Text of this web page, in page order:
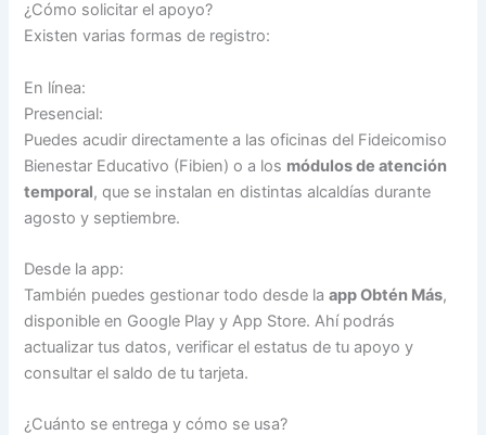
¿Cómo solicitar el apoyo?
Existen varias formas de registro:
En línea:
Presencial:
Puedes acudir directamente a las oficinas del Fideicomiso
Bienestar Educativo (Fibien) o a los módulos de atención
temporal, que se instalan en distintas alcaldías durante
agosto y septiembre.
Desde la app:
También puedes gestionar todo desde laapp Obtén Más,
disponible en Google Play y App Store. Ahí podrás
actualizar tus datos, verificar el estatus de tu apoyo y
consultar el saldo de tu tarjeta.
¿Cuánto se entrega y cómo se usa?